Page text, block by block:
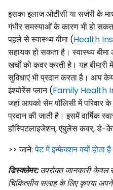
इसका इलाज ओटीसी या सर्जरी के
गंभीर समस्याओं के कारण भी हो
पहले से स्वास्थ्य बीमा (Health
सहायक हो सकता है। स्वास्थ्य
खर्चों को कवर करती है। यह बीमारी
सुविधाएं भी प्रदान करता है। आप
इंश्योरेंस प्लान (Family Health
जहां आपको सेम पॉलिसी में परिवार
प्रदान की जाती है। इसमें वार्षिक
हॉस्पिटलाइजेशन, एंबुलेंस कवर, डे-
>> जाने:पेट में इन्फेक्शन क्यों होता है
डिस्क्लेमर:उपरोक्त जानकारी केवल
चिकित्सीय सलाह के लिए कृपया अपने